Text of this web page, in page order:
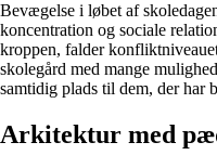
Bevægelse i løbet af
koncentration og sociale
kroppen, falder
skolegård med mange
samtidig plads til dem, der har
Arkitektur med